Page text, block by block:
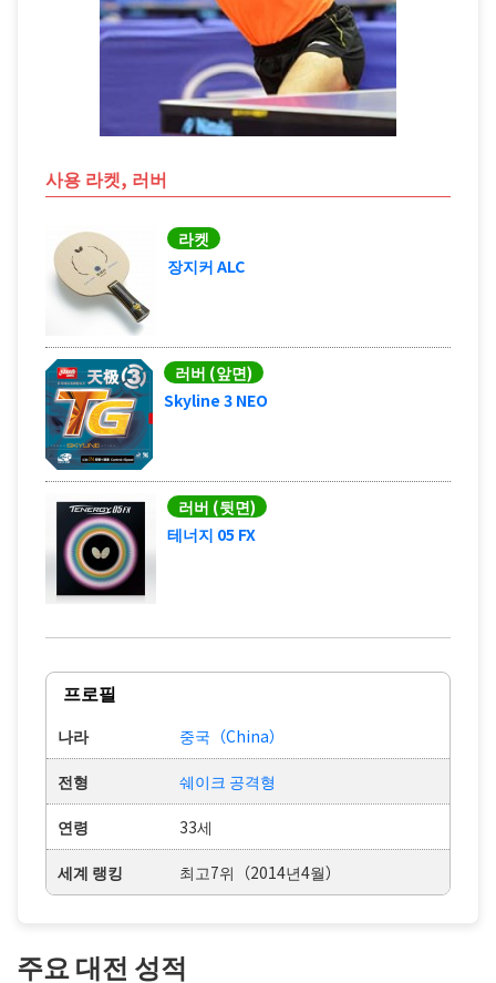
사용 라켓, 러버
라켓
장지커 ALC
러버 (앞면)
Skyline 3 NEO
러버 (뒷면)
테너지 05 FX
프로필
나라 중국（China）
전형 쉐이크 공격형
연령 33세
세계 랭킹 최고7위（2014년4월）
주요 대전 성적